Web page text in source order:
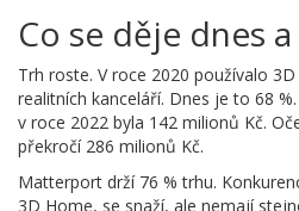
Co se děje dnes
Trh roste. V roce 2020 používalo
realitních kanceláří. Dnes je to 68
v roce 2022 byla 142 milionů Kč.
překročí 286 milionů Kč.
Matterport drží 76 % trhu.
3D Home, se snaží, ale nemají